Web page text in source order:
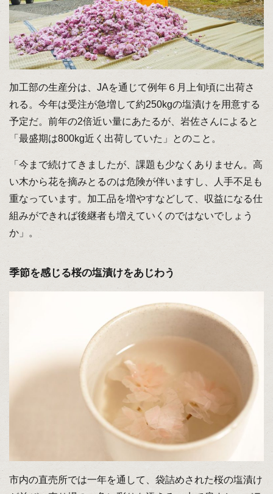
加工部の生産分は、JAを通じて例年６月上旬頃に出荷さ
れる。今年は受注が急増して約250kgの塩漬けを用意する
予定だ。前年の2倍近い量にあたるが、岩佐さんによると
「最盛期は800kg近く出荷していた」とのこと。
「今まで続けてきましたが、課題も少なくありません。高
い木から花を摘みとるのは危険が伴いますし、人手不足も
重なっています。加工品を増やすなどして、収益になる仕
組みができれば後継者も増えていくのではないでしょう
か」。
季節を感じる桜の塩漬けをあじわう
市内の直売所では一年を通して、袋詰めされた桜の塩漬け